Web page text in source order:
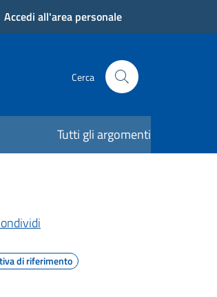
Accedi all'area personale
Cerca
Tutti gli argomenti
di riferimento